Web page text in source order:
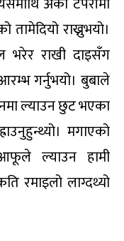
राख्नुभयो।
भरेर राखी दाइसँग
गर्नुभयो। बुबाले
ल्याउन छुट भएका
मगाएको
ल्याउन हामी
रमाइलो लाग्दथ्यो